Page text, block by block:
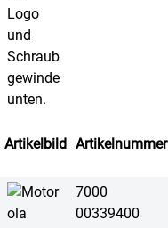
Artikelbild Artikelnummer
7000
00339400